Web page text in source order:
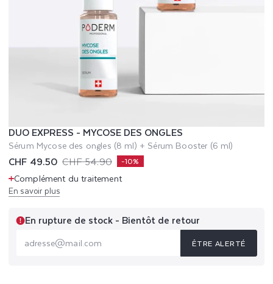
DUO EXPRESS - MYCOSE DES ONGLES
Sérum Mycose des ongles (8 ml) + Sérum Booster (6 ml)
Prix
promotionnel
CHF 49.50
Prix
habituel
CHF 54.90 -10%
Complément du traitement
En savoir plus
En rupture de stock - Bientôt de retour
adresse@mail.com ÊTRE ALERTÉ